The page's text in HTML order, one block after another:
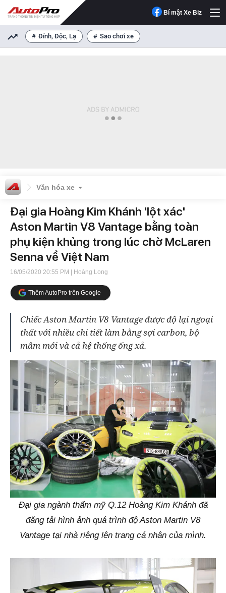
Bí mật Xe Biz
Đỉnh, Độc, Lạ Sao chơi xe
Văn hóa xe
Đại gia Hoàng Kim Khánh 'lột xác'
Aston Martin V8 Vantage bằng toàn
phụ kiện khủng trong lúc chờ McLaren
Senna về Việt Nam
16/05/2020 20:55 PM | Hoàng Long
Thêm AutoPro trên Google
Chiếc Aston Martin V8 Vantage được độ lại ngoại
thất với nhiều chi tiết làm bằng sợi carbon, bộ
mâm mới và cả hệ thống ống xả.
Đại gia ngành thẩm mỹ Q.12 Hoàng Kim Khánh đã
đăng tải hình ảnh quá trình độ Aston Martin V8
Vantage tại nhà riêng lên trang cá nhân của mình.